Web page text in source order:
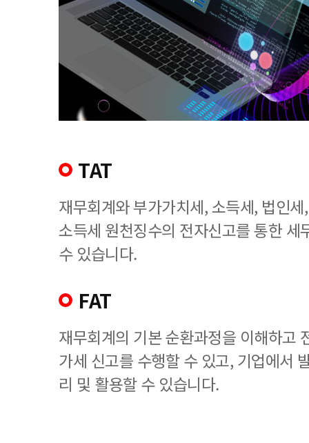
TAT
재무회계와 부가가치세, 소득세, 법인
소득세 원천징수의 전자신고를 통한 세
수 있습니다.
FAT
재무회계의 기본 순환과정을 이해하고
가세 신고를 수행할 수 있고, 기업에서
리 및 활용할 수 있습니다.